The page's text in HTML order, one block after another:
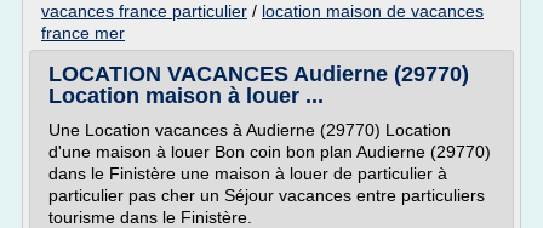
vacances france particulier / location maison de vacances
france mer
LOCATION VACANCES Audierne (29770)
Location maison à louer ...
Une Location vacances à Audierne (29770) Location
d'une maison à louer Bon coin bon plan Audierne (29770)
dans le Finistère une maison à louer de particulier à
particulier pas cher un Séjour vacances entre particuliers
tourisme dans le Finistère.